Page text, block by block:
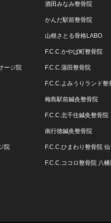
ージ院
院
酒田みなみ整骨院
かんだ駅前整骨院
山根さとる骨格LABO
F.C.C.かやば町整骨院
F.C.C.蒲田整骨院
F.C.C.よみうりランド整
梅島駅前鍼灸整骨院
F.C.C.北千住鍼灸整骨院
南行徳鍼灸整骨院
F.C.C.ひまわり整骨院
F.C.C.ココロ整骨院 八幡